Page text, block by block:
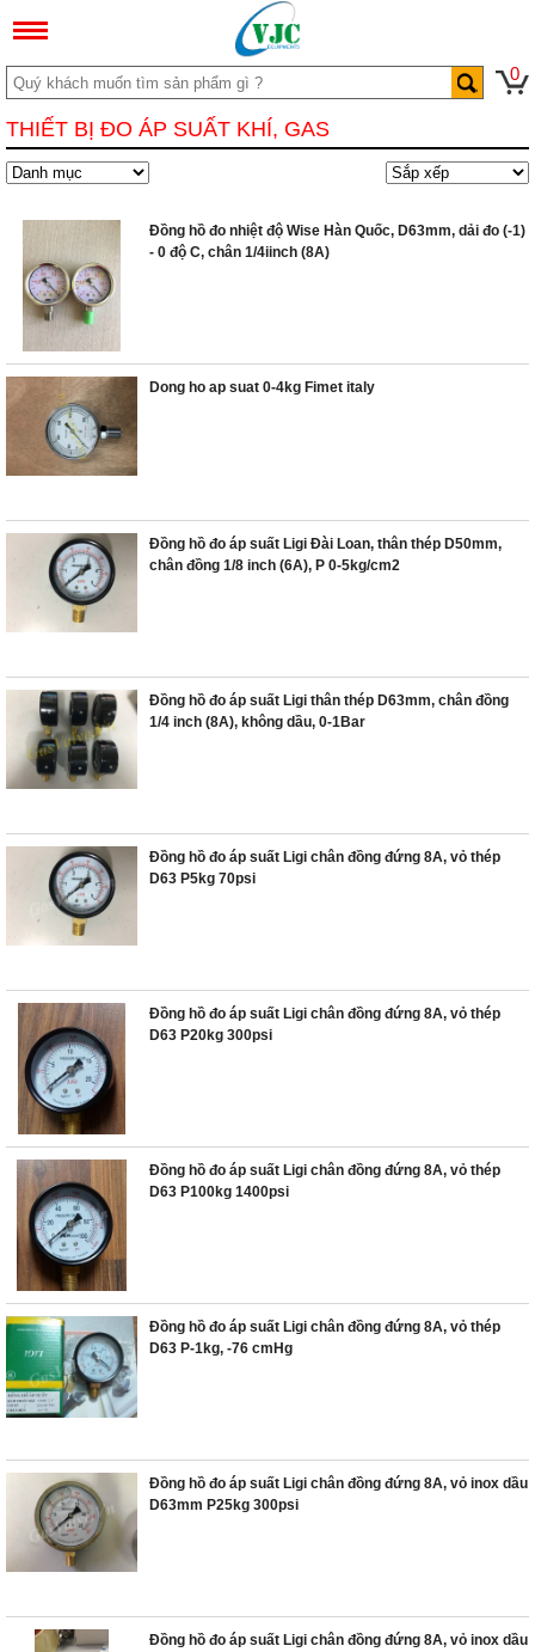
0
THIẾT BỊ ĐO ÁP SUẤT KHÍ, GAS
Đồng hồ đo nhiệt độ Wise Hàn Quốc, D63mm, dải đo (-1)
- 0 độ C, chân 1/4iinch (8A)
Dong ho ap suat 0-4kg Fimet italy
Đồng hồ đo áp suất Ligi Đài Loan, thân thép D50mm,
chân đồng 1/8 inch (6A), P 0-5kg/cm2
Đồng hồ đo áp suất Ligi thân thép D63mm, chân đồng
1/4 inch (8A), không dầu, 0-1Bar
Đồng hồ đo áp suất Ligi chân đồng đứng 8A, vỏ thép
D63 P5kg 70psi
Đồng hồ đo áp suất Ligi chân đồng đứng 8A, vỏ thép
D63 P20kg 300psi
Đồng hồ đo áp suất Ligi chân đồng đứng 8A, vỏ thép
D63 P100kg 1400psi
Đồng hồ đo áp suất Ligi chân đồng đứng 8A, vỏ thép
D63 P-1kg, -76 cmHg
Đồng hồ đo áp suất Ligi chân đồng đứng 8A, vỏ inox dầu
D63mm P25kg 300psi
Đồng hồ đo áp suất Ligi chân đồng đứng 8A, vỏ inox dầu